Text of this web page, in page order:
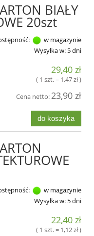
BIAŁY
20szt
w magazynie
Wysyłka w: 5 dni
29,40 zł
( 1 szt. = 1,47 zł )
Cena netto: 23,90 zł
do koszyka
w magazynie
Wysyłka w: 5 dni
22,40 zł
( 1 szt. = 1,12 zł )